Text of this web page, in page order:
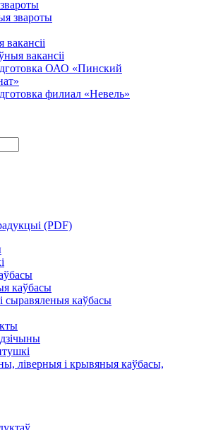
звароты
вакансіі
ОАО «Пинский
филиал «Невель»
(PDF)
каўбасы
сыравяленыя каўбасы
ліверныя і крывяныя каўбасы,